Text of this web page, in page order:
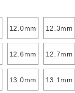
12.0mm 12.3mm
12.6mm 12.7mm
13.0mm 13.1mm